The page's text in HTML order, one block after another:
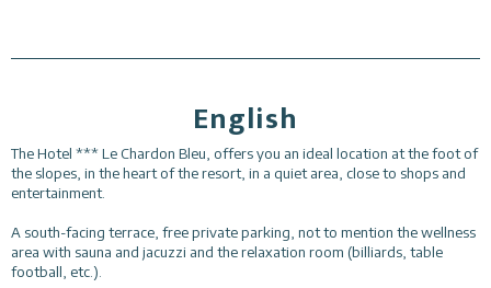
English
The Hotel *** Le Chardon Bleu, offers you an ideal location at the foot of
the slopes, in the heart of the resort, in a quiet area, close to shops and
entertainment.
A south-facing terrace, free private parking, not to mention the wellness
area with sauna and jacuzzi and the relaxation room (billiards, table
football, etc.).